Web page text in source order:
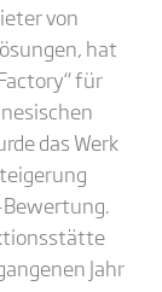
von
hat
für
das Werk
Jahr